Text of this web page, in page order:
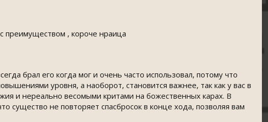
преимуществом , короче нраица
брал его когда мог и очень часто использовал, потому что
уровня, а наоборот, становится важнее, так как у вас в
и нереально весомыми критами на божественных карах. В
существо не повторяет спасбросок в конце хода, позволяя вам